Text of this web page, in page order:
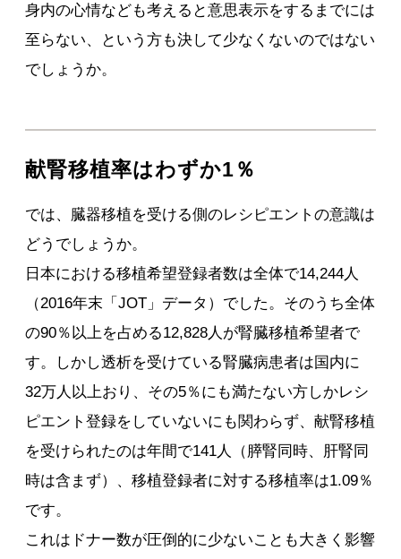
身内の心情なども考えると意思表示をするまでには
至らない、という方も決して少なくないのではない
でしょうか。
献腎移植率はわずか1％
では、臓器移植を受ける側のレシピエントの意識は
どうでしょうか。
日本における移植希望登録者数は全体で14,244人
（2016年末「JOT」データ）でした。そのうち全体
の90％以上を占める12,828人が腎臓移植希望者で
す。しかし透析を受けている腎臓病患者は国内に
32万人以上おり、その5％にも満たない方しかレシ
ピエント登録をしていないにも関わらず、献腎移植
を受けられたのは年間で141人（膵腎同時、肝腎同
時は含まず）、移植登録者に対する移植率は1.09％
です。
これはドナー数が圧倒的に少ないことも大きく影響